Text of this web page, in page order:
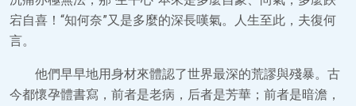
宕自喜！“知何奈”又是多麼的深長嘆氣。人生至此，夫復何
言。
他們早早地用身材來體認了世界最深的荒謬與殘暴。古
今都懷孕體書寫，前者是老病，后者是芳華；前者是暗澹，